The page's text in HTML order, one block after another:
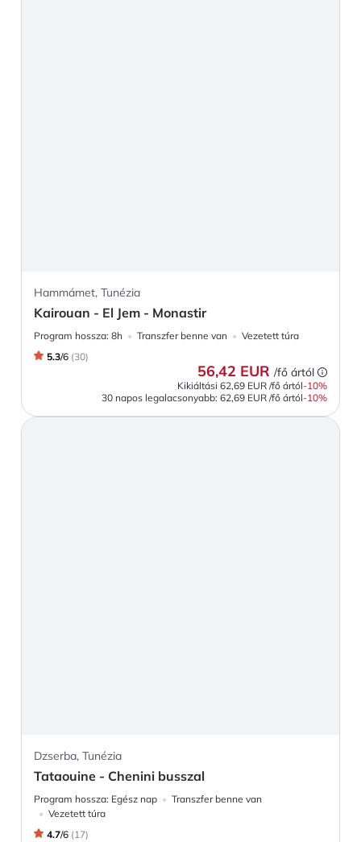
Hammámet, Tunézia
Kairouan - El Jem - Monastir
Program hossza: 8h Transzfer benne van
Vezetett túra
5.3/6 (30)
56,42 EUR /fő ártól
Kikiáltási 62,69 EUR /fő ártól-10%
30 napos legalacsonyabb: 62,69 EUR /fő ártól-10%
Dzserba, Tunézia
Tataouine - Chenini busszal
Program hossza: Egész nap
Transzfer benne van
Vezetett túra
4.7/6 (17)